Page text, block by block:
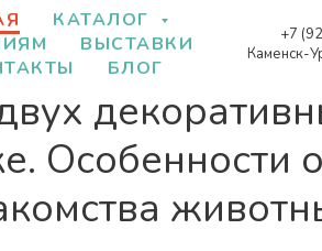
КАТАЛОГ
ВЫСТАВКИ
БЛОГ
+7
Каменск-
Особенности